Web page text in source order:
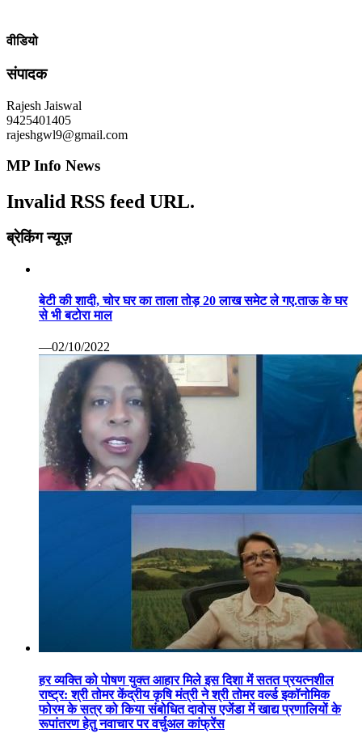
वीडियो
संपादक
Rajesh Jaiswal
9425401405
rajeshgwl9@gmail.com
MP Info News
Invalid RSS feed URL.
ब्रेकिंग न्यूज़
बेटी की शादी, चोर घर का ताला तोड़ 20 लाख समेट ले गए.ताऊ के घर
से भी बटोरा माल
—02/10/2022
हर व्यक्ति को पोषण युक्त आहार मिले इस दिशा में सतत प्रयत्नशील
राष्ट्र: श्री तोमर केंद्रीय कृषि मंत्री ने श्री तोमर वर्ल्ड इकॉनोमिक
फोरम के सत्र को किया संबोधित दावोस एजेंडा में खाद्य प्रणालियों के
रूपांतरण हेतु नवाचार पर वर्चुअल कांफ्रेंस